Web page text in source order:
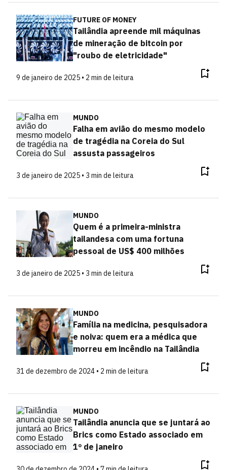
FUTURE OF MONEY
Tailândia apreende mil máquinas
de mineração de bitcoin por
"roubo de eletricidade"
9 de janeiro de 2025 • 2 min de leitura
MUNDO
Falha em avião do mesmo modelo
de tragédia na Coreia do Sul
assusta passageiros
3 de janeiro de 2025 • 3 min de leitura
MUNDO
Quem é a primeira-ministra
tailandesa com uma fortuna
pessoal de US$ 400 milhões
3 de janeiro de 2025 • 3 min de leitura
MUNDO
Família na medicina, pesquisadora
e noiva: quem era a médica que
morreu em incêndio na Tailândia
31 de dezembro de 2024 • 2 min de leitura
MUNDO
Tailândia anuncia que se juntará ao
Brics como Estado associado em
1º de janeiro